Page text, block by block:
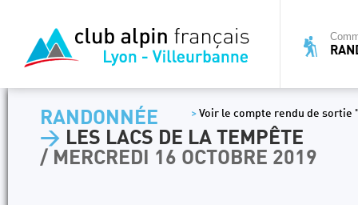
> Voir le compte rendu de sortie
RANDONNÉE
> LES LACS DE LA TEMPÊTE
/ MERCREDI 16 OCTOBRE 2019